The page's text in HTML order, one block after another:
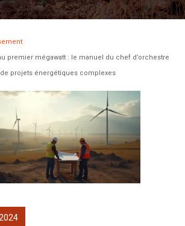
premier mégawatt : le manuel du chef d’orchestre
projets énergétiques complexes